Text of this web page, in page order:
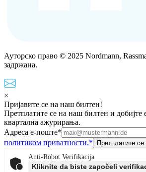
Ауторско право © 2025 Nordmann,
задржана.
×
Пријавите се на наш билтен!
Претплатите се на наш билтен и добијте
квартална ажурирања.
Адреса е-поште*
политиком приватности.*
Anti-Robot Verifikacija
Kliknite da biste započeli